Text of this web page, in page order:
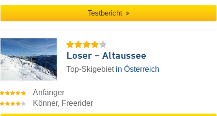
Testbericht
Loser – Altaussee
Top-Skigebiet in Österreich
Anfänger
Könner, Freerider